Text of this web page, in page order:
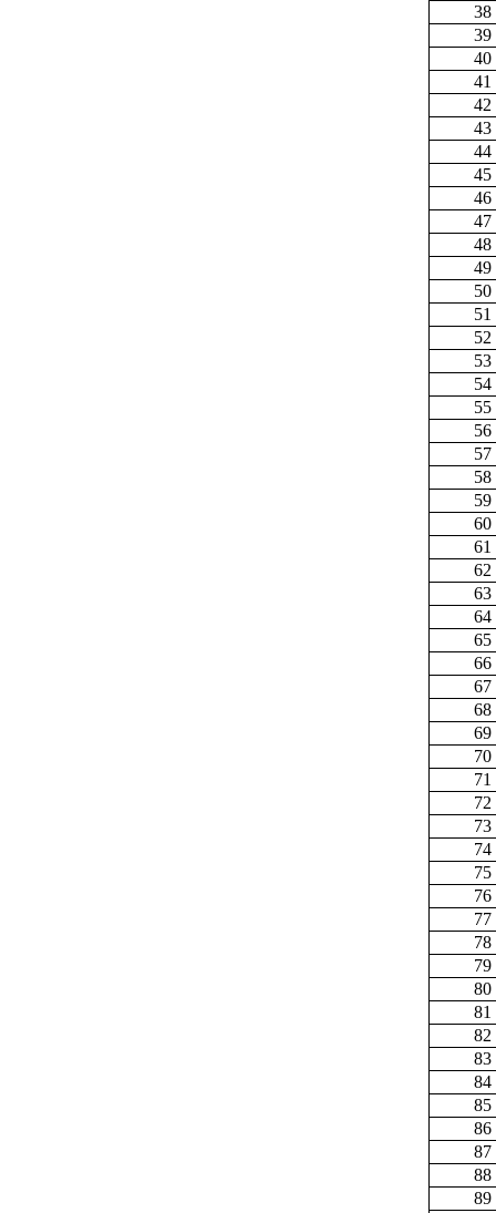
38
39
40
41
42
43
44
45
46
47
48
49
50
51
52
53
54
55
56
57
58
59
60
61
62
63
64
65
66
67
68
69
70
71
72
73
74
75
76
77
78
79
80
81
82
83
84
85
86
87
88
89